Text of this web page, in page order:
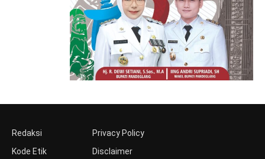
Redaksi
Kode Etik
Privacy Policy
Disclaimer